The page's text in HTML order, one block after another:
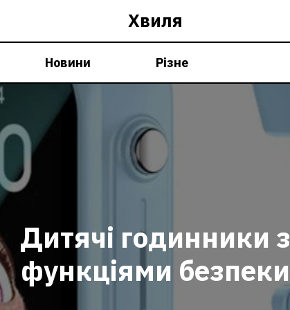
Хвиля
Новини Різне
Дитячі годинники з
функціями безпеки